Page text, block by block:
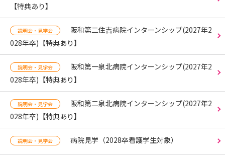
【特典あり】
説明会・見学会
阪和第二住吉病院インターンシップ(2027年2
028年卒)【特典あり】
説明会・見学会
阪和第一泉北病院インターンシップ(2027年2
028年卒)【特典あり】
説明会・見学会
阪和第二泉北病院インターンシップ(2027年2
028年卒)【特典あり】
説明会・見学会 病院見学（2028卒看護学生対象）